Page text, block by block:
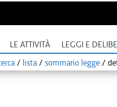
LE ATTIVITÀ LEGGI E
/ lista / sommario legge /